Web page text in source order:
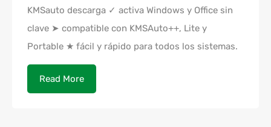
KMSauto descarga ✓ activa Windows y Office sin
clave ➤ compatible con KMSAuto++, Lite y
Portable ★ fácil y rápido para todos los sistemas.
Read More